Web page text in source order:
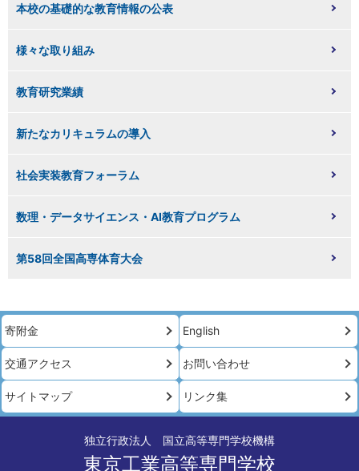
本校の基礎的な教育情報の公表
様々な取り組み
教育研究業績
新たなカリキュラムの導入
社会実装教育フォーラム
数理・データサイエンス・AI教育プログラム
第58回全国高専体育大会
寄附金 English
交通アクセス お問い合わせ
サイトマップ リンク集
独立行政法人 国立高等専門学校機構
東京工業高等専門学校